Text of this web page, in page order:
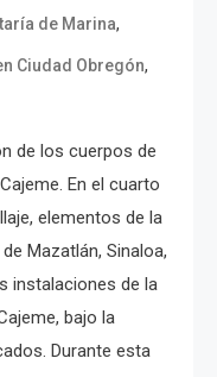
de Marina,
Ciudad Obregón,
de los cuerpos de
En el cuarto
elementos de la
Mazatlán, Sinaloa,
instalaciones de la
bajo la
Durante esta